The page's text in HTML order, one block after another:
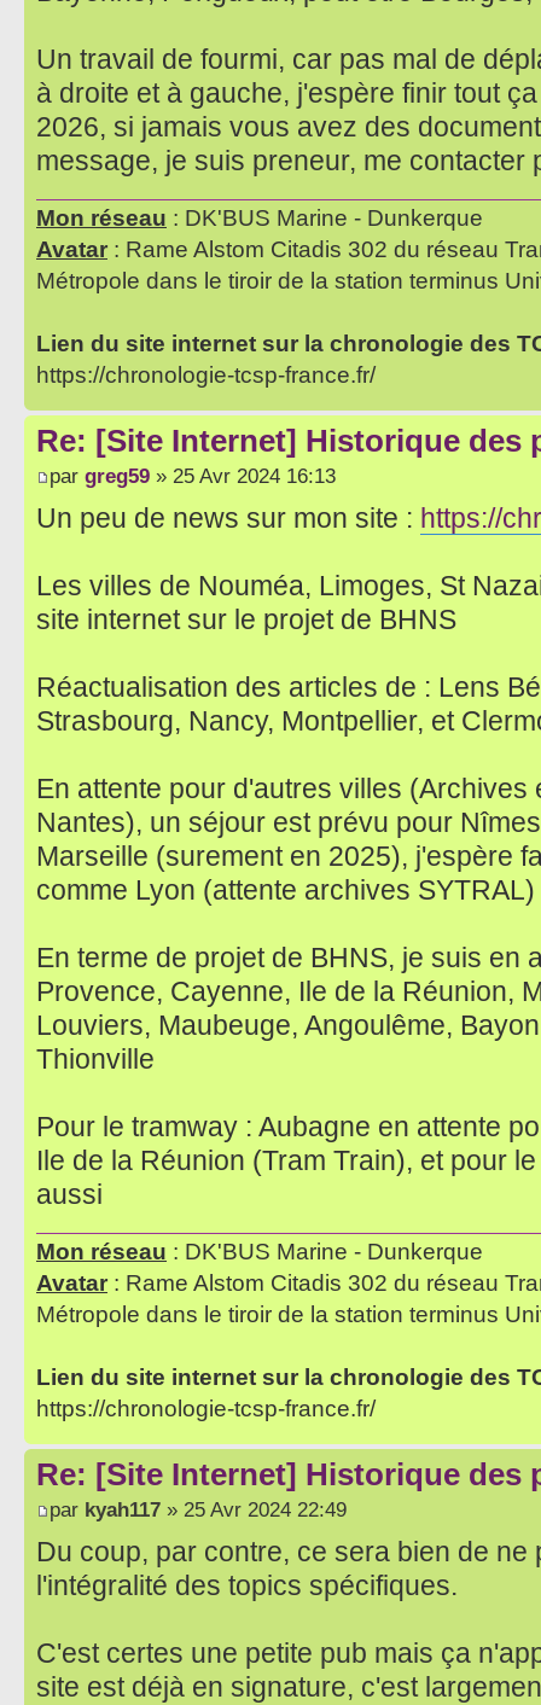
Un travail de fourmi, car pas mal de
à droite et à gauche, j'espère finir tout
2026, si jamais vous avez des
message, je suis preneur, me contacter
Mon réseau : DK'BUS Marine - Dunkerque
Avatar : Rame Alstom Citadis 302 du réseau
Métropole dans le tiroir de la station terminus
Lien du site internet sur la chronologie des
https://chronologie-tcsp-france.fr/
Re: [Site Internet] Historique des
par greg59 » 25 Avr 2024 16:13
Un peu de news sur mon site : https://
Les villes de Nouméa, Limoges, St
site internet sur le projet de BHNS
Réactualisation des articles de : Lens
Strasbourg, Nancy, Montpellier, et
En attente pour d'autres villes (Archives
Nantes), un séjour est prévu pour
Marseille (surement en 2025), j'espère
comme Lyon (attente archives SYTRAL)
En terme de projet de BHNS, je suis en
Provence, Cayenne, Ile de la Réunion,
Louviers, Maubeuge, Angoulême,
Thionville
Pour le tramway : Aubagne en attente
Ile de la Réunion (Tram Train), et pour
aussi
Mon réseau : DK'BUS Marine - Dunkerque
Avatar : Rame Alstom Citadis 302 du réseau
Métropole dans le tiroir de la station terminus
Lien du site internet sur la chronologie des
https://chronologie-tcsp-france.fr/
Re: [Site Internet] Historique des
par kyah117 » 25 Avr 2024 22:49
Du coup, par contre, ce sera bien de ne
l'intégralité des topics spécifiques.
C'est certes une petite pub mais ça
site est déjà en signature, c'est